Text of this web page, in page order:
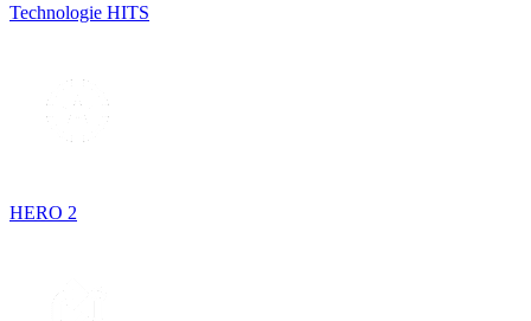
Technologie HITS
HERO 2